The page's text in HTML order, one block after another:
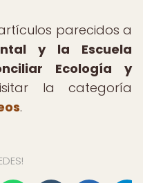
parecidos a
y la Escuela
Ecología y
la categoría
.